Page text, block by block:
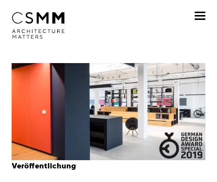
Profil
Leistungen
Projekte
Awards
Veröffentlichung